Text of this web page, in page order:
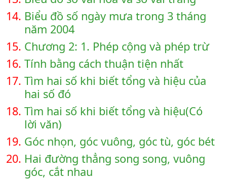
14. Biểu đồ số ngày mưa trong 3 tháng
năm 2004
15. Chương 2: 1. Phép cộng và phép trừ
16. Tính bằng cách thuận tiện nhất
17. Tìm hai số khi biết tổng và hiệu của
hai số đó
18. Tìm hai số khi biết tổng và hiệu(Có
lời văn)
19. Góc nhọn, góc vuông, góc tù, góc bét
20. Hai đường thẳng song song, vuông
góc, cắt nhau